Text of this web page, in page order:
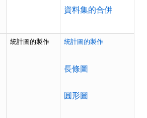
資料集的合併
統計圖的製作 統計圖的製作
長條圖
圓形圖